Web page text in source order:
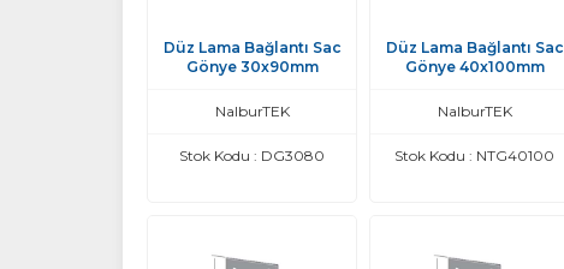
Düz Lama Bağlantı Sac
Gönye 30x90mm
NalburTEK
Stok Kodu : DG3080
Düz Lama Bağlantı Sac
Gönye 40x100mm
NalburTEK
Stok Kodu : NTG40100